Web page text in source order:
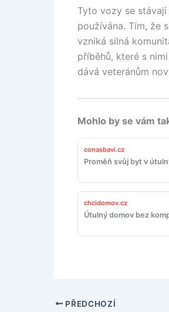
Tyto vozy se
používána. Tím, že
vzniká silná
příběhů, které s
dává veteránům
Mohlo by se vám
conasbavi.cz
Proměň svůj byt v
chcidomov.cz
Útulný domov bez
PŘEDCHOZÍ